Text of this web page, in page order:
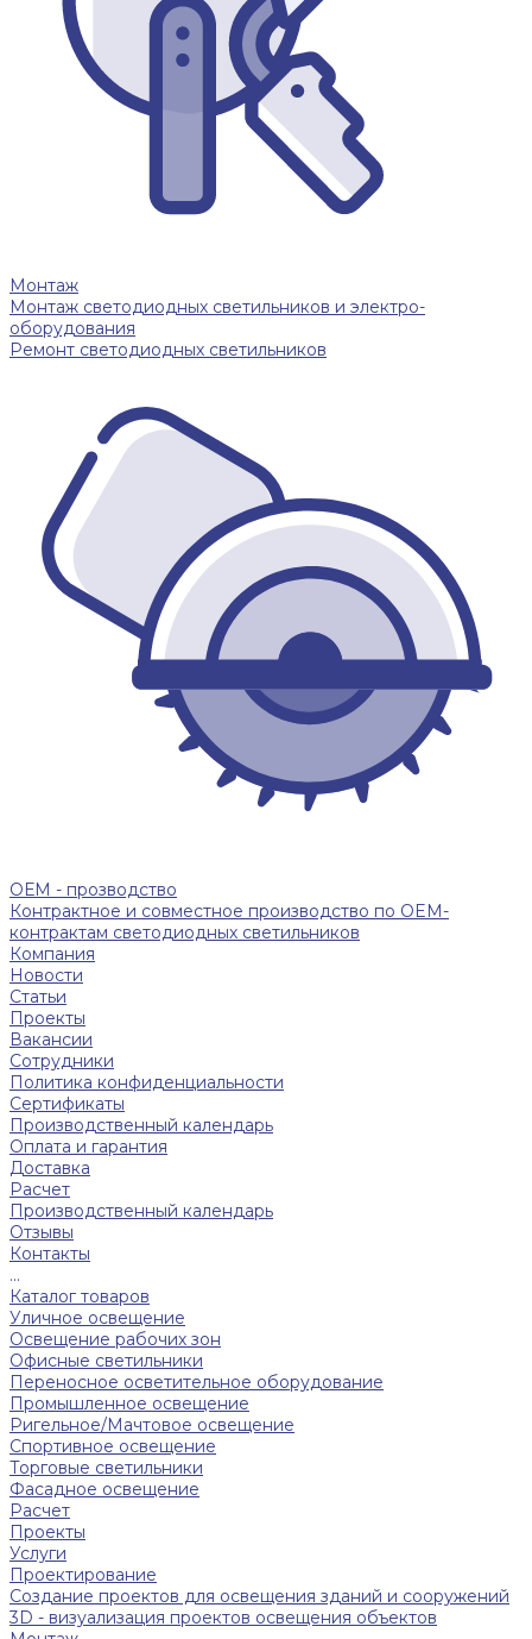
Монтаж
Монтаж светодиодных светильников и электро-
оборудования
Ремонт светодиодных светильников
ОЕМ - прозводство
Контрактное и совместное производство по OEM-
контрактам светодиодных светильников
Компания
Новости
Статьи
Проекты
Вакансии
Сотрудники
Политика конфиденциальности
Сертификаты
Производственный календарь
Оплата и гарантия
Доставка
Расчет
Производственный календарь
Отзывы
Контакты
...
Каталог товаров
Уличное освещение
Освещение рабочих зон
Офисные светильники
Переносное осветительное оборудование
Промышленное освещение
Ригельное/Мачтовое освещение
Спортивное освещение
Торговые светильники
Фасадное освещение
Расчет
Проекты
Услуги
Проектирование
Создание проектов для освещения зданий и сооружений
3D - визуализация проектов освещения объектов